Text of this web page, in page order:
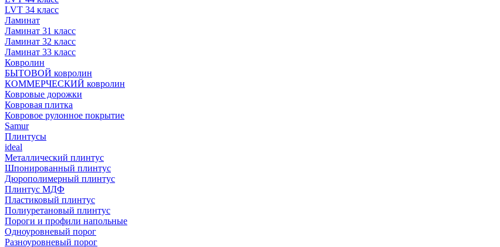
LVT 34 класс
Ламинат
Ламинат 31 класс
Ламинат 32 класс
Ламинат 33 класс
Ковролин
БЫТОВОЙ ковролин
КОММЕРЧЕСКИЙ ковролин
Ковровые дорожки
Ковровая плитка
Ковровое рулонное покрытие
Samur
Плинтусы
ideal
Металлический плинтус
Шпонированный плинтус
Дюрополимерный плинтус
Плинтус МДФ
Пластиковый плинтус
Полиуретановый плинтус
Пороги и профили напольные
Одноуровневый порог
Разноуровневый порог